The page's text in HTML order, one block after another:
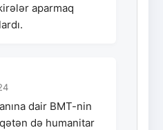
aparmaq
dair BMT-nin
də humanitar